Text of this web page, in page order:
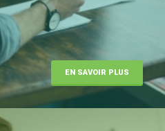
EN SAVOIR PLUS